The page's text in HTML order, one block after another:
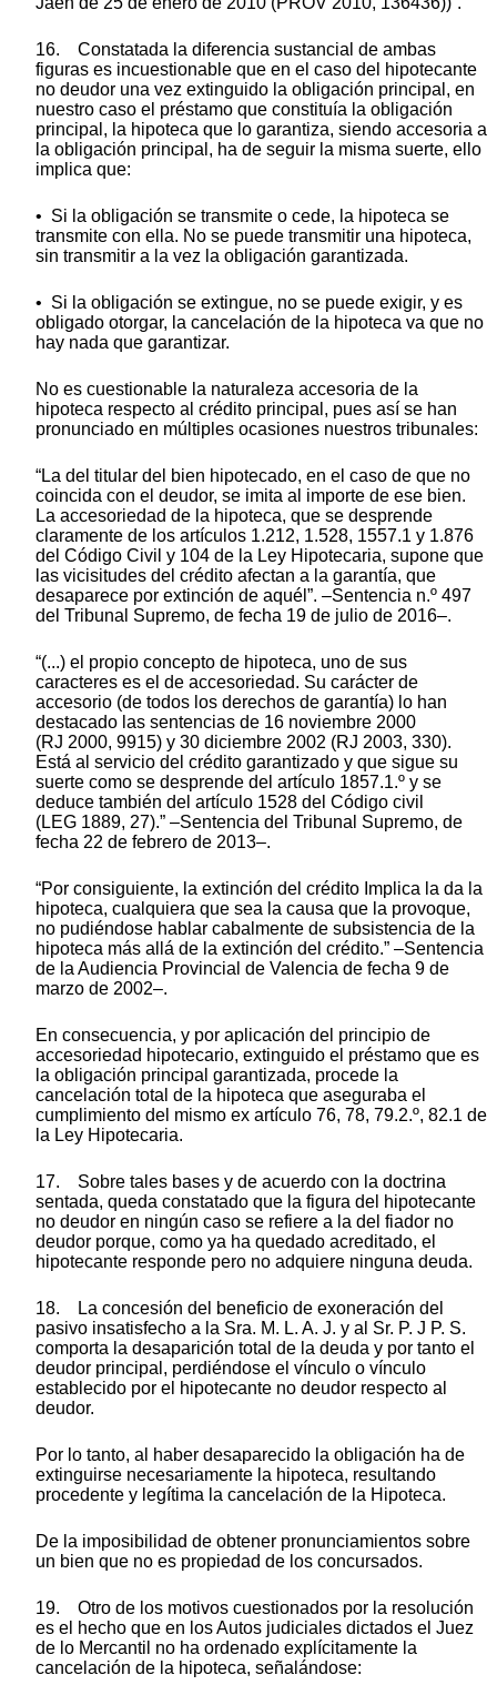
16. Constatada la diferencia sustancial de ambas
figuras es incuestionable que en el caso del hipotecante
no deudor una vez extinguido la obligación principal, en
nuestro caso el préstamo que constituía la obligación
principal, la hipoteca que lo garantiza, siendo accesoria a
la obligación principal, ha de seguir la misma suerte, ello
implica que:
• Si la obligación se transmite o cede, la hipoteca se
transmite con ella. No se puede transmitir una hipoteca,
sin transmitir a la vez la obligación garantizada.
• Si la obligación se extingue, no se puede exigir, y es
obligado otorgar, la cancelación de la hipoteca va que no
hay nada que garantizar.
No es cuestionable la naturaleza accesoria de la
hipoteca respecto al crédito principal, pues así se han
pronunciado en múltiples ocasiones nuestros tribunales:
“La del titular del bien hipotecado, en el caso de que no
coincida con el deudor, se imita al importe de ese bien.
La accesoriedad de la hipoteca, que se desprende
claramente de los artículos 1.212, 1.528, 1557.1 y 1.876
del Código Civil y 104 de la Ley Hipotecaria, supone que
las vicisitudes del crédito afectan a la garantía, que
desaparece por extinción de aquél”. –Sentencia n.º 497
del Tribunal Supremo, de fecha 19 de julio de 2016–.
“(...) el propio concepto de hipoteca, uno de sus
caracteres es el de accesoriedad. Su carácter de
accesorio (de todos los derechos de garantía) lo han
destacado las sentencias de 16 noviembre 2000
(RJ 2000, 9915) y 30 diciembre 2002 (RJ 2003, 330).
Está al servicio del crédito garantizado y que sigue su
suerte como se desprende del artículo 1857.1.º y se
deduce también del artículo 1528 del Código civil
(LEG 1889, 27).” –Sentencia del Tribunal Supremo, de
fecha 22 de febrero de 2013–.
“Por consiguiente, la extinción del crédito Implica la da la
hipoteca, cualquiera que sea la causa que la provoque,
no pudiéndose hablar cabalmente de subsistencia de la
hipoteca más allá de la extinción del crédito.” –Sentencia
de la Audiencia Provincial de Valencia de fecha 9 de
marzo de 2002–.
En consecuencia, y por aplicación del principio de
accesoriedad hipotecario, extinguido el préstamo que es
la obligación principal garantizada, procede la
cancelación total de la hipoteca que aseguraba el
cumplimiento del mismo ex artículo 76, 78, 79.2.º, 82.1 de
la Ley Hipotecaria.
17. Sobre tales bases y de acuerdo con la doctrina
sentada, queda constatado que la figura del hipotecante
no deudor en ningún caso se refiere a la del fiador no
deudor porque, como ya ha quedado acreditado, el
hipotecante responde pero no adquiere ninguna deuda.
18. La concesión del beneficio de exoneración del
pasivo insatisfecho a la Sra. M. L. A. J. y al Sr. P. J P. S.
comporta la desaparición total de la deuda y por tanto el
deudor principal, perdiéndose el vínculo o vínculo
establecido por el hipotecante no deudor respecto al
deudor.
Por lo tanto, al haber desaparecido la obligación ha de
extinguirse necesariamente la hipoteca, resultando
procedente y legítima la cancelación de la Hipoteca.
De la imposibilidad de obtener pronunciamientos sobre
un bien que no es propiedad de los concursados.
19. Otro de los motivos cuestionados por la resolución
es el hecho que en los Autos judiciales dictados el Juez
de lo Mercantil no ha ordenado explícitamente la
cancelación de la hipoteca, señalándose: